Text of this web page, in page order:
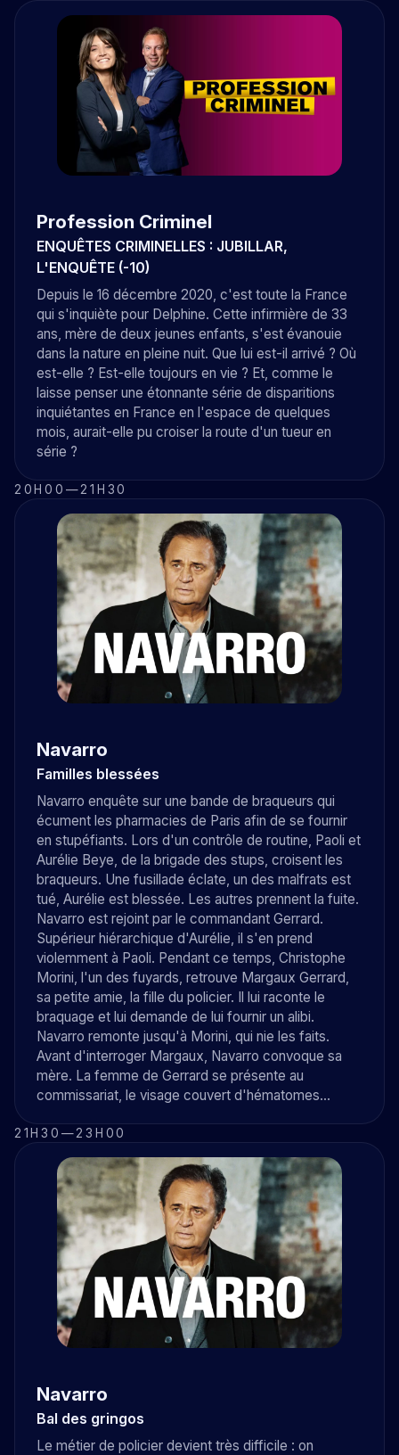
Profession Criminel
ENQUÊTES CRIMINELLES : JUBILLAR,
L'ENQUÊTE (-10)
Depuis le 16 décembre 2020, c'est toute la France
qui s'inquiète pour Delphine. Cette infirmière de 33
ans, mère de deux jeunes enfants, s'est évanouie
dans la nature en pleine nuit. Que lui est-il arrivé ? Où
est-elle ? Est-elle toujours en vie ? Et, comme le
laisse penser une étonnante série de disparitions
inquiétantes en France en l'espace de quelques
mois, aurait-elle pu croiser la route d'un tueur en
série ?
20H00 —21H30
Navarro
Familles blessées
Navarro enquête sur une bande de braqueurs qui
écument les pharmacies de Paris afin de se fournir
en stupéfiants. Lors d'un contrôle de routine, Paoli et
Aurélie Beye, de la brigade des stups, croisent les
braqueurs. Une fusillade éclate, un des malfrats est
tué, Aurélie est blessée. Les autres prennent la fuite.
Navarro est rejoint par le commandant Gerrard.
Supérieur hiérarchique d'Aurélie, il s'en prend
violemment à Paoli. Pendant ce temps, Christophe
Morini, l'un des fuyards, retrouve Margaux Gerrard,
sa petite amie, la fille du policier. Il lui raconte le
braquage et lui demande de lui fournir un alibi.
Navarro remonte jusqu'à Morini, qui nie les faits.
Avant d'interroger Margaux, Navarro convoque sa
mère. La femme de Gerrard se présente au
commissariat, le visage couvert d'hématomes...
21H30 —23H00
Navarro
Bal des gringos
Le métier de policier devient très difficile : on